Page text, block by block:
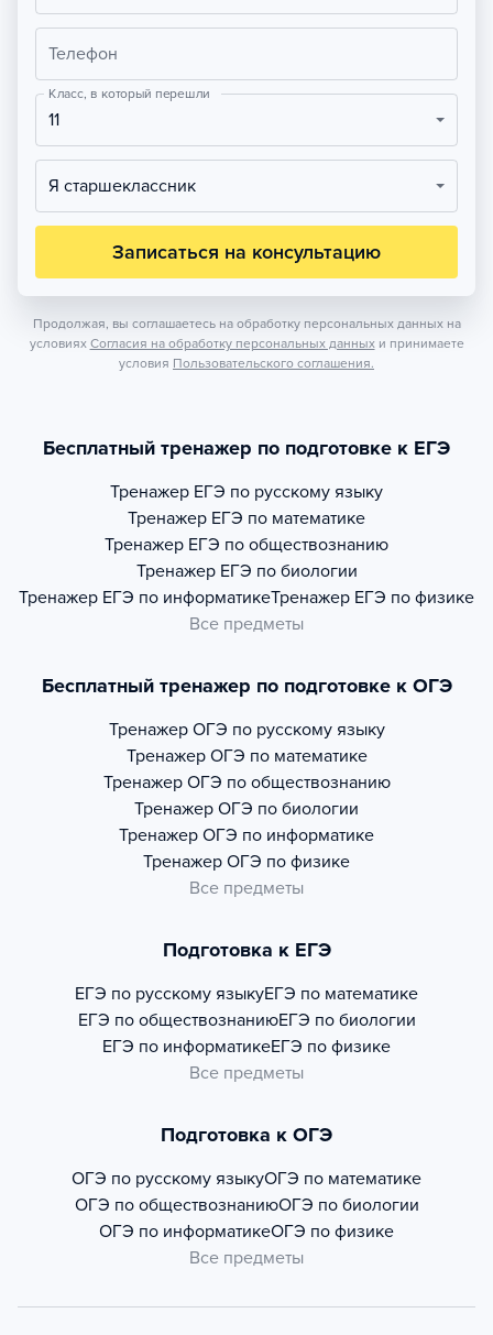
Телефон
Класс, в который перешли
11
Я старшеклассник
Записаться на консультацию
Продолжая, вы соглашаетесь на обработку персональных данных на
условиях Согласия на обработку персональных данных и принимаете
условия Пользовательского соглашения.
Бесплатный тренажер по подготовке к ЕГЭ
Тренажер ЕГЭ по русскому языку
Тренажер ЕГЭ по математике
Тренажер ЕГЭ по обществознанию
Тренажер ЕГЭ по биологии
Тренажер ЕГЭ по информатикеТренажер ЕГЭ по физике
Все предметы
Бесплатный тренажер по подготовке к ОГЭ
Тренажер ОГЭ по русскому языку
Тренажер ОГЭ по математике
Тренажер ОГЭ по обществознанию
Тренажер ОГЭ по биологии
Тренажер ОГЭ по информатике
Тренажер ОГЭ по физике
Все предметы
Подготовка к ЕГЭ
ЕГЭ по русскому языкуЕГЭ по математике
ЕГЭ по обществознаниюЕГЭ по биологии
ЕГЭ по информатикеЕГЭ по физике
Все предметы
Подготовка к ОГЭ
ОГЭ по русскому языкуОГЭ по математике
ОГЭ по обществознаниюОГЭ по биологии
ОГЭ по информатикеОГЭ по физике
Все предметы